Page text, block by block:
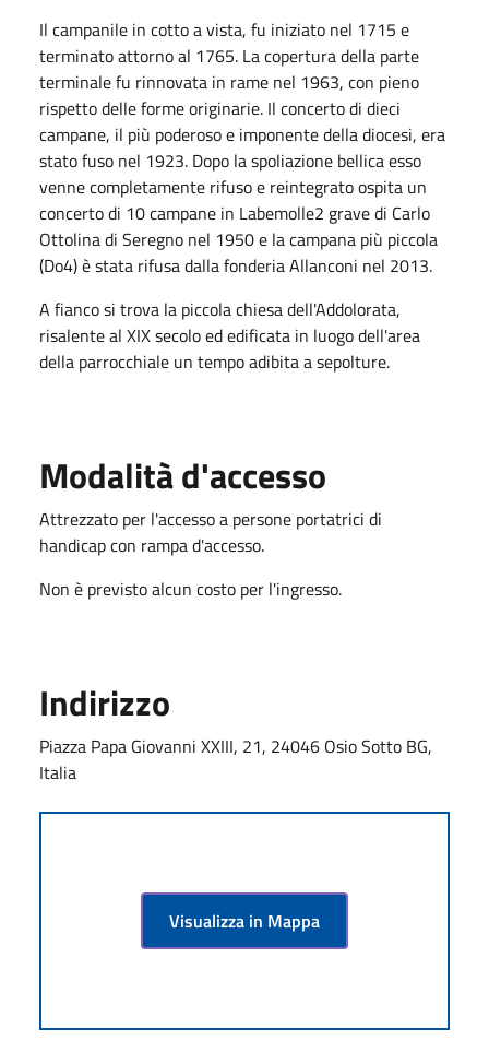
Il campanile in cotto a vista, fu iniziato nel 1715 e
terminato attorno al 1765. La copertura della parte
terminale fu rinnovata in rame nel 1963, con pieno
rispetto delle forme originarie. Il concerto di dieci
campane, il più poderoso e imponente della diocesi, era
stato fuso nel 1923. Dopo la spoliazione bellica esso
venne completamente rifuso e reintegrato ospita un
concerto di 10 campane in Labemolle2 grave di Carlo
Ottolina di Seregno nel 1950 e la campana più piccola
(Do4) è stata rifusa dalla fonderia Allanconi nel 2013.
A fianco si trova la piccola chiesa dell'Addolorata,
risalente al XIX secolo ed edificata in luogo dell'area
della parrocchiale un tempo adibita a sepolture.
Modalità d'accesso
Attrezzato per l'accesso a persone portatrici di
handicap con rampa d'accesso.
Non è previsto alcun costo per l'ingresso.
Indirizzo
Piazza Papa Giovanni XXIII, 21, 24046 Osio Sotto BG,
Italia
Visualizza in Mappa